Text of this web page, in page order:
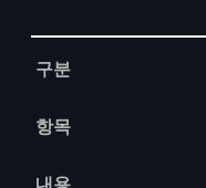
구분
항목
내용